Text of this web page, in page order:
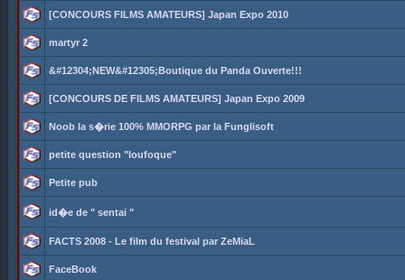
[CONCOURS FILMS AMATEURS] Japan Expo 2010
martyr 2
&#12304;NEW&#12305;Boutique du Panda Ouverte!!!
[CONCOURS DE FILMS AMATEURS] Japan Expo 2009
Noob la s�rie 100% MMORPG par la Funglisoft
petite question "loufoque"
Petite pub
id�e de " sentai "
FACTS 2008 - Le film du festival par ZeMiaL
FaceBook